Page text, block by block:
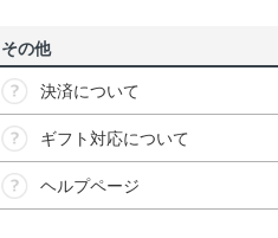
その他
決済について
ギフト対応について
ヘルプページ